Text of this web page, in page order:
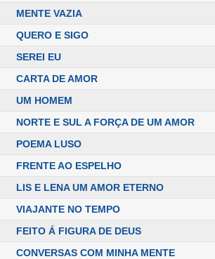
MENTE VAZIA
QUERO E SIGO
SEREI EU
CARTA DE AMOR
UM HOMEM
NORTE E SUL A FORÇA DE UM AMOR
POEMA LUSO
FRENTE AO ESPELHO
LIS E LENA UM AMOR ETERNO
VIAJANTE NO TEMPO
FEITO Á FIGURA DE DEUS
CONVERSAS COM MINHA MENTE